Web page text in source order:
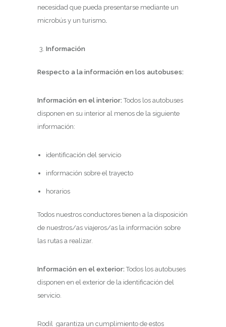
necesidad que pueda presentarse mediante un
microbús y un turismo.
Información
Respecto a la información en los autobuses:
Información en el interior:Todos los autobuses
disponen en su interior al menos de la siguiente
información:
identificación del servicio
información sobre el trayecto
horarios
Todos nuestros conductores tienen a la disposición
de nuestros/as viajeros/as la información sobre
las rutas a realizar.
Información en el exterior:Todos los autobuses
disponen en el exterior de la identificación del
servicio.
Rodil garantiza un cumplimiento de estos